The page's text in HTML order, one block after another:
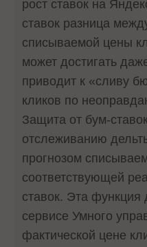
рост ставок на
ставок разница
списываемой цены
может достигать
приводит к «сливу
кликов по
Защита от бум-
отслеживанию
прогнозом
соответствующей
ставок. Эта функция
сервисе Умного
фактической цене